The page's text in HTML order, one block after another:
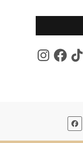
InstagramFacebook